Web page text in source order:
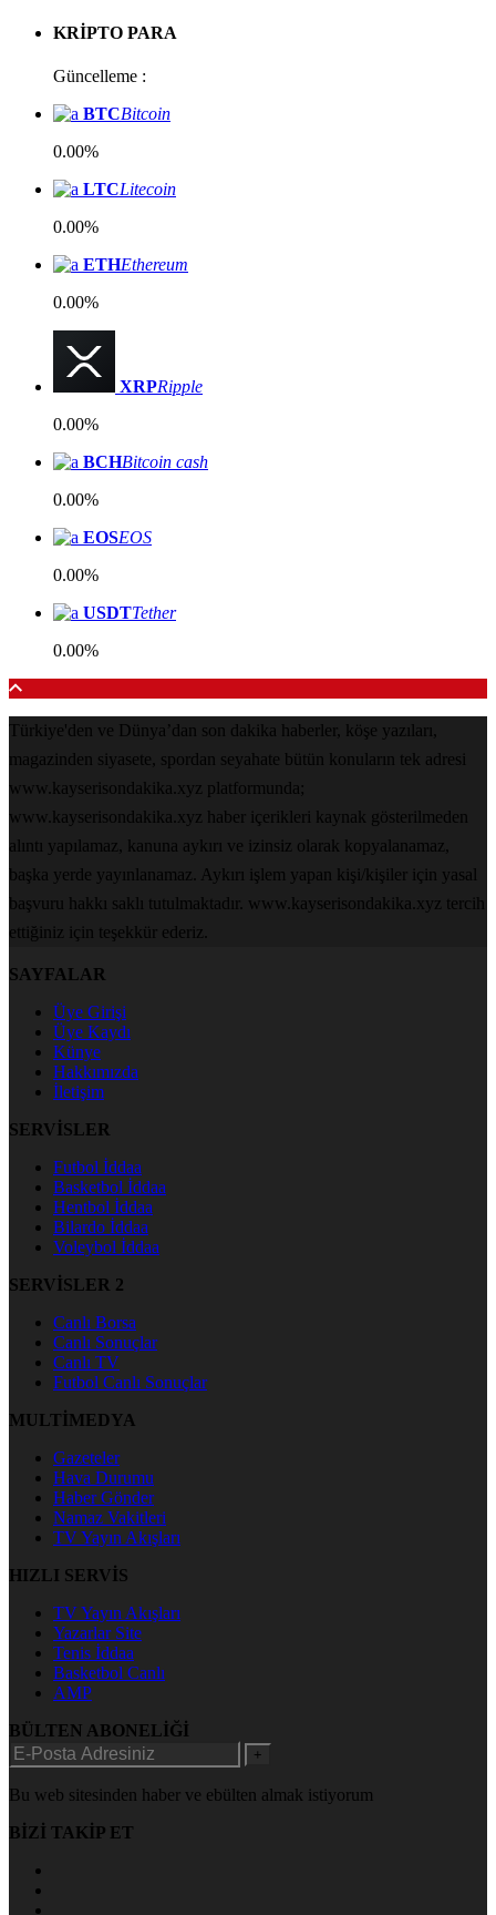
KRİPTO PARA
Güncelleme :
BTCBitcoin
0.00%
LTCLitecoin
0.00%
ETHEthereum
0.00%
XRPRipple
0.00%
BCHBitcoin cash
0.00%
EOSEOS
0.00%
USDTTether
0.00%
Türkiye'den ve Dünya’dan son dakika haberler, köşe yazıları,
magazinden siyasete, spordan seyahate bütün konuların tek adresi
www.kayserisondakika.xyz platformunda;
www.kayserisondakika.xyz haber içerikleri kaynak gösterilmeden
alıntı yapılamaz, kanuna aykırı ve izinsiz olarak kopyalanamaz,
başka yerde yayınlanamaz. Aykırı işlem yapan kişi/kişiler için yasal
başvuru hakkı saklı tutulmaktadır. www.kayserisondakika.xyz tercih
ettiğiniz için teşekkür ederiz.
SAYFALAR
Üye Girişi
Üye Kaydı
Künye
Hakkımızda
İletişim
SERVİSLER
Futbol İddaa
Basketbol İddaa
Hentbol İddaa
Bilardo İddaa
Voleybol İddaa
SERVİSLER 2
Canlı Borsa
Canlı Sonuçlar
Canlı TV
Futbol Canlı Sonuçlar
MULTİMEDYA
Gazeteler
Hava Durumu
Haber Gönder
Namaz Vakitleri
TV Yayın Akışları
HIZLI SERVİS
TV Yayın Akışları
Yazarlar Site
Tenis İddaa
Basketbol Canlı
AMP
BÜLTEN ABONELİĞİ
+
Bu web sitesinden haber ve ebülten almak istiyorum
BİZİ TAKİP ET